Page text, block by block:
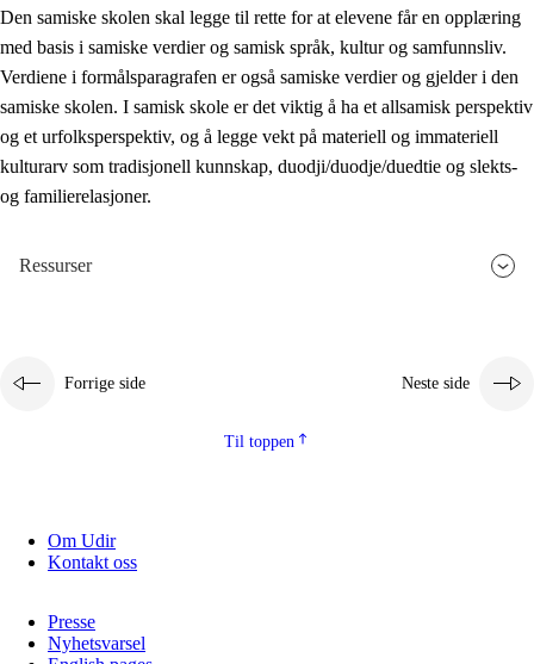
Den samiske skolen skal legge til rette for at elevene får en opplæring
med basis i samiske verdier og samisk språk, kultur og samfunnsliv.
Verdiene i formålsparagrafen er også samiske verdier og gjelder i den
samiske skolen. I samisk skole er det viktig å ha et allsamisk perspektiv
og et urfolksperspektiv, og å legge vekt på materiell og immateriell
kulturarv som tradisjonell kunnskap, duodji/duodje/duedtie og slekts-
og familierelasjoner.
Ressurser
Forrige side Neste side
Til toppen
Om Udir
Kontakt oss
Presse
Nyhetsvarsel